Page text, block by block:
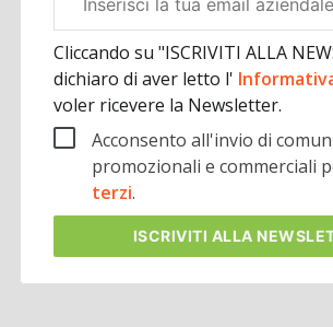
aziendale
Cliccando su "ISCRIVITI ALLA
dichiaro di aver letto l'
voler ricevere la Newsletter.
Acconsento all'invio di
promozionali e commerciali
terzi.
ISCRIVITI ALLA